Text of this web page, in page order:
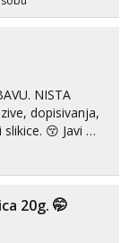
trazim puno
poljupce po
NISTA
😚 Javi mi
0045
20g. 🤭